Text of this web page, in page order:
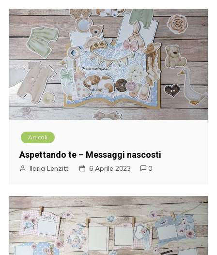
Articoli
Aspettando te – Messaggi nascosti
Ilaria Lenzitti 6 Aprile 2023 0